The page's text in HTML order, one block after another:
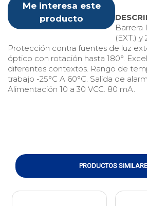
Me interesa este
producto
Barrera
(EXT.) y
Protección contra fuentes de luz
óptico con rotación hasta 180°.
diferentes contextos. Rango de
trabajo -25°C A 60°C. Salida de
Alimentación 10 a 30 VCC. 80 mA.
PRODUCTOS